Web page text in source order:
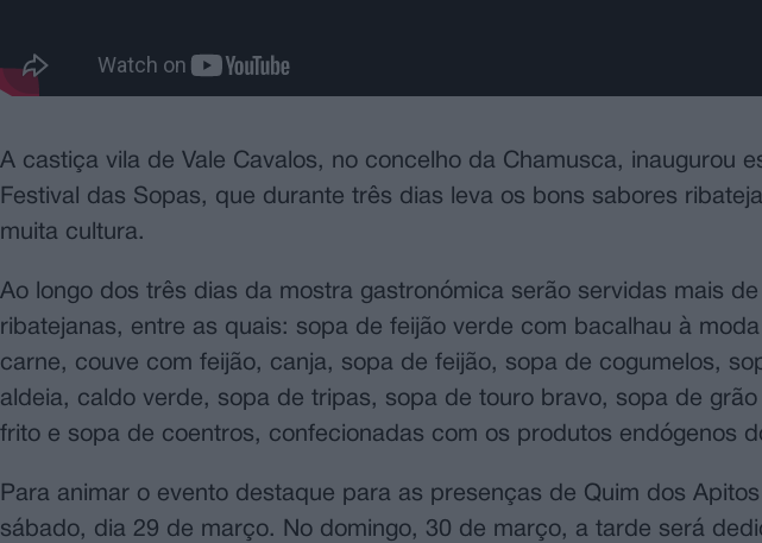
A castiça vila de Vale Cavalos, no concelho da Chamusca, inaugurou
Festival das Sopas, que durante três dias leva os bons sabores
muita cultura.
Ao longo dos três dias da mostra gastronómica serão servidas mais
ribatejanas, entre as quais: sopa de feijão verde com bacalhau à
carne, couve com feijão, canja, sopa de feijão, sopa de cogumelos,
aldeia, caldo verde, sopa de tripas, sopa de touro bravo, sopa de
frito e sopa de coentros, confecionadas com os produtos endógenos
Para animar o evento destaque para as presenças de Quim dos
sábado, dia 29 de março. No domingo, 30 de março, a tarde será